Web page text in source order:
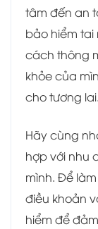
tâm đến an
bảo hiểm
cách thông
khỏe của
cho tương lai.
Hãy cùng
hợp với nhu
mình. Để
điều khoản
hiểm để